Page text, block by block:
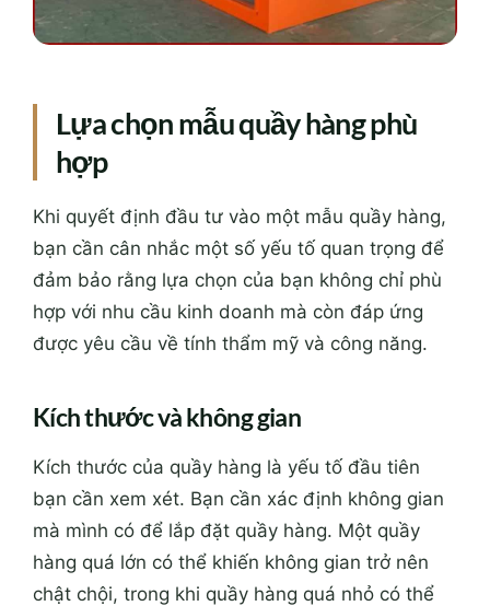
Lựa chọn mẫu quầy hàng phù
hợp
Khi quyết định đầu tư vào một mẫu quầy hàng,
bạn cần cân nhắc một số yếu tố quan trọng để
đảm bảo rằng lựa chọn của bạn không chỉ phù
hợp với nhu cầu kinh doanh mà còn đáp ứng
được yêu cầu về tính thẩm mỹ và công năng.
Kích thước và không gian
Kích thước của quầy hàng là yếu tố đầu tiên
bạn cần xem xét. Bạn cần xác định không gian
mà mình có để lắp đặt quầy hàng. Một quầy
hàng quá lớn có thể khiến không gian trở nên
chật chội, trong khi quầy hàng quá nhỏ có thể